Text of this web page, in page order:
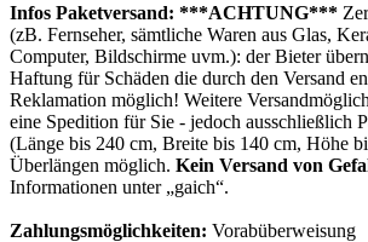
Infos Paketversand: ***ACHTUNG***
(zB. Fernseher, sämtliche Waren aus Glas,
Computer, Bildschirme uvm.): der Bieter
Haftung für Schäden die durch den Versand
Reklamation möglich! Weitere
eine Spedition für Sie - jedoch ausschließlich
(Länge bis 240 cm, Breite bis 140 cm, Höhe
Überlängen möglich. Kein Versand von
Informationen unter
gaich .
Zahlungsmöglichkeiten: Vorabüberweisung